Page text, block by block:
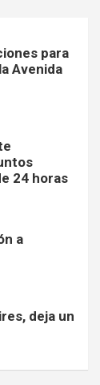
para
Avenida
24 horas
a
deja un